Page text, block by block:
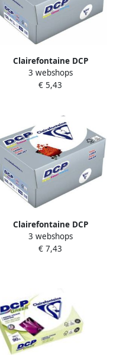
Clairefontaine DCP
presentatiepapier A4 120 g
pak van 250 vel
3 webshops
€ 5,43
Clairefontaine DCP
presentatiepapier A4 160 g
pak van 250 vel
3 webshops
€ 7,43